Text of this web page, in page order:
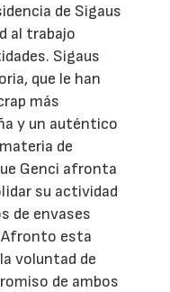
de Sigaus
al trabajo
Sigaus
que le han
más
y un auténtico
de
Genci afronta
su actividad
de envases
Afronto esta
voluntad de
de ambos